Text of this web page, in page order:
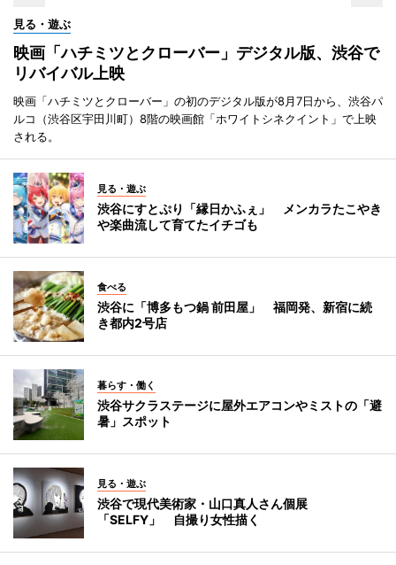
見る・遊ぶ
映画「ハチミツとクローバー」デジタル版、渋谷で
リバイバル上映
映画「ハチミツとクローバー」の初のデジタル版が8月7日から、渋谷パ
ルコ（渋谷区宇田川町）8階の映画館「ホワイトシネクイント」で上映
される。
見る・遊ぶ
渋谷にすとぷり「縁日かふぇ」 メンカラたこやき
や楽曲流して育てたイチゴも
食べる
渋谷に「博多もつ鍋 前田屋」 福岡発、新宿に続
き都内2号店
暮らす・働く
渋谷サクラステージに屋外エアコンやミストの「避
暑」スポット
見る・遊ぶ
渋谷で現代美術家・山口真人さん個展
「SELFY」 自撮り女性描く